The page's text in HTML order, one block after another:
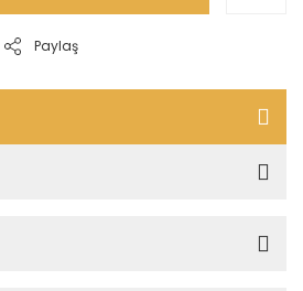
Paylaş